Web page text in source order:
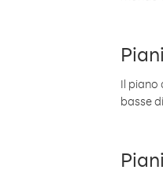
Il piano
basse